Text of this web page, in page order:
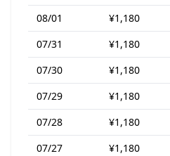
08/01
¥1,180
07/31
¥1,180
07/30
¥1,180
07/29
¥1,180
07/28
¥1,180
07/27
¥1,180